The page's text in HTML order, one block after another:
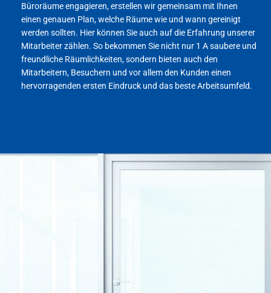
Büroräume engagieren, erstellen wir gemeinsam mit Ihnen
einen genauen Plan, welche Räume wie und wann gereinigt
werden sollten. Hier können Sie auch auf die Erfahrung unserer
Mitarbeiter zählen. So bekommen Sie nicht nur 1 A saubere und
freundliche Räumlichkeiten, sondern bieten auch den
Mitarbeitern, Besuchern und vor allem den Kunden einen
hervorragenden ersten Eindruck und das beste Arbeitsumfeld.